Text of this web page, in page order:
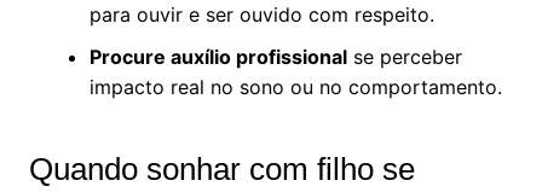
para ouvir e ser ouvido com respeito.
Procure auxílio profissionalse perceber
impacto real no sono ou no comportamento.
Quando sonhar com filho se